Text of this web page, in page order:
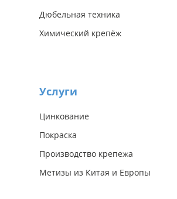
Дюбельная техника
Химический крепёж
Услуги
Цинкование
Покраска
Производство крепежа
Метизы из Китая и Европы